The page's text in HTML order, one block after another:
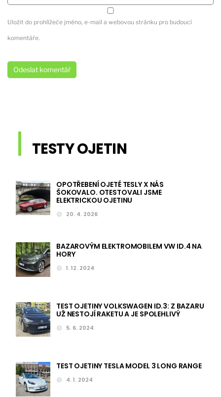
Uložit do prohlížeče jméno, e-mail a webovou stránku pro budoucí
komentáře.
TESTY OJETIN
OPOTŘEBENÍ OJETÉ TESLY X NÁS
ŠOKOVALO. OTESTOVALI JSME
ELEKTRICKOU OJETINU
20. 4. 2026
BAZAROVÝM ELEKTROMOBILEM VW ID.4 NA
HORY
1. 12. 2024
TEST OJETINY VOLKSWAGEN ID.3: Z BAZARU
UŽ NESTOJÍ RAKETU A JE SPOLEHLIVÝ
5. 6. 2024
TEST OJETINY TESLA MODEL 3 LONG RANGE
4. 1. 2024